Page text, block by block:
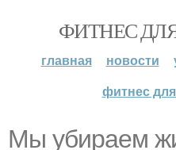
ФИТНЕС
главная новости
фитнес
Мы убираем